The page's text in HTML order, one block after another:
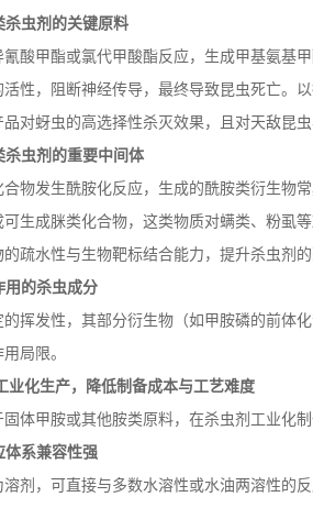
一甲胺水溶液
杀虫剂的关键原料
氰酸甲酯或氯代甲酸酯反应，生成甲基氨基
性，阻断神经传导，最终导致昆虫死亡。
对蚜虫的高选择性杀灭效果，且对天敌昆
杀虫剂的重要中间体
物发生酰胺化反应，生成的酰胺类衍生物
生成脒类化合物，这类物质对螨类、粉虱
疏水性与生物靶标结合能力，提升杀虫剂的
用的杀虫成分
挥发性，其部分衍生物（如甲胺磷的前体
局限。
业化生产，降低制备成本与工艺难度
体甲胺或其他胺类原料，在杀虫剂工业化
体系兼容性强
剂，可直接与多数水溶性或水油两溶性的